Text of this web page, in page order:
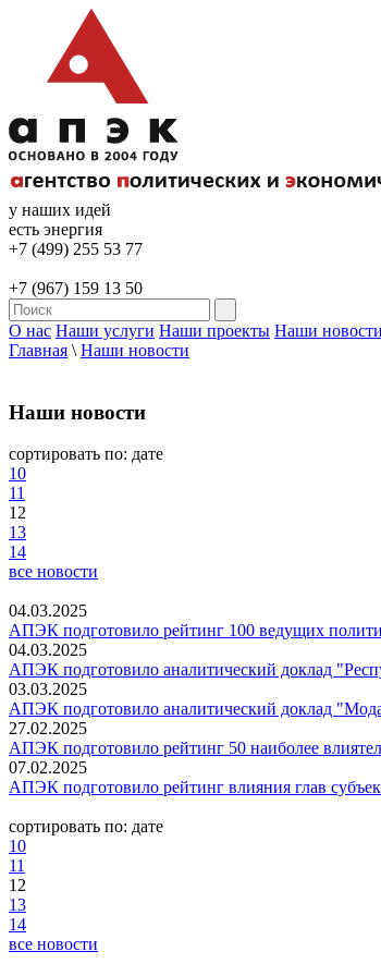
у наших идей
есть энергия
+7 (499) 255 53 77
+7 (967) 159 13 50
О нас Наши услуги Наши проекты Наши новости
Главная \ Наши новости
Наши новости
сортировать по: дате
10
11
12
13
14
все новости
04.03.2025
АПЭК подготовило рейтинг 100 ведущих
04.03.2025
АПЭК подготовило аналитический доклад
03.03.2025
АПЭК подготовило аналитический доклад
27.02.2025
АПЭК подготовило рейтинг 50 наиболее
07.02.2025
АПЭК подготовило рейтинг влияния глав
сортировать по: дате
10
11
12
13
14
все новости